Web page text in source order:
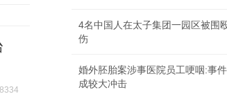
4名中国人在太子集团一园区被围
伤
婚外胚胎案涉事医院员工哽咽:事
成较大冲击